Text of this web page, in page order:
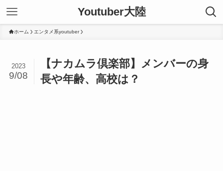
Youtuber大陸
ホーム エンタメ系youtuber
【ナカムラ倶楽部】メンバーの身
長や年齢、高校は？
2023
9/08